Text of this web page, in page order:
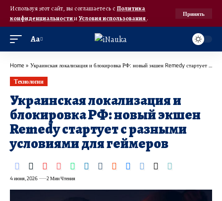
Используя этот сайт, вы соглашаетесь с Политика
конфиденциальностииУсловия использования.
Принять
Аа
Home » Украинская локализация и блокировка РФ: новый экшен Remedy стартует с разными условиями для геймеров
Технологии
Украинская локализация и
блокировка РФ: новый экшен
Remedy стартует с разными
условиями для геймеров
4 июня, 2026 2 Мин Чтения